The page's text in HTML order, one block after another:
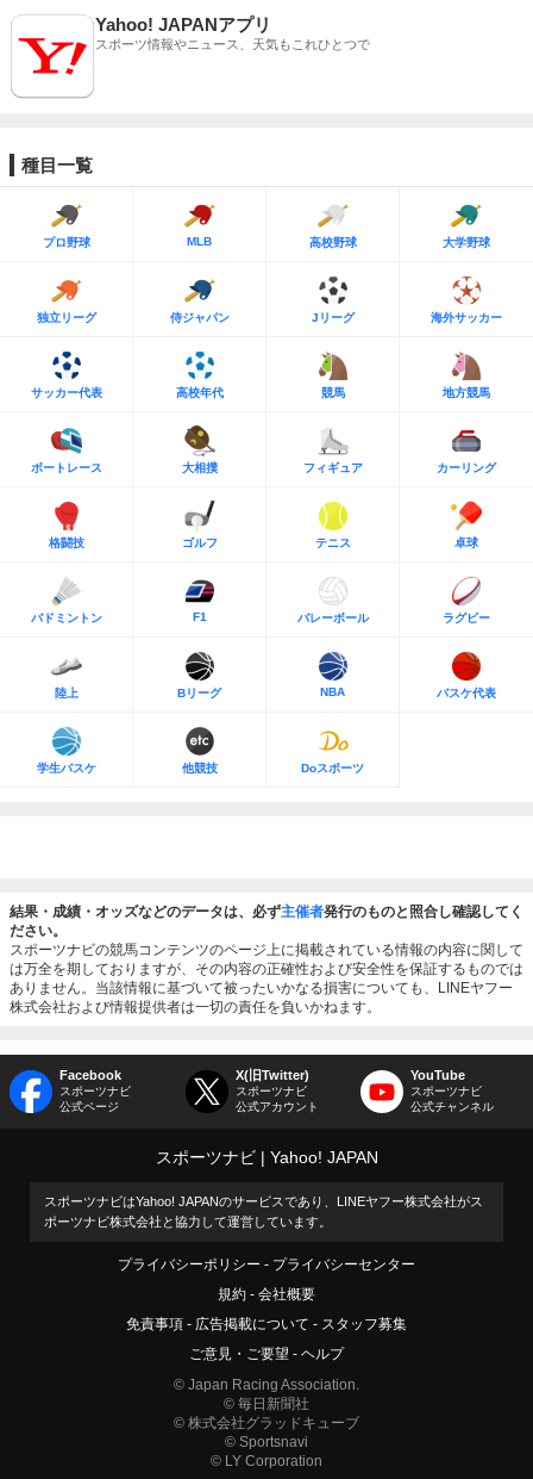
Yahoo! JAPANアプリ
スポーツ情報やニュース、天気もこれひとつで
種目一覧
プロ野球 MLB 高校野球 大学野球
独立リーグ 侍ジャパン Jリーグ 海外サッカー
サッカー代表 高校年代 競馬 地方競馬
ボートレース 大相撲 フィギュア カーリング
格闘技 ゴルフ テニス 卓球
バドミントン F1 バレーボール ラグビー
陸上 Bリーグ NBA バスケ代表
学生バスケ 他競技 Doスポーツ
結果・成績・オッズなどのデータは、必ず主催者発行のものと照合し確認してく
ださい。
スポーツナビの競馬コンテンツのページ上に掲載されている情報の内容に関して
は万全を期しておりますが、その内容の正確性および安全性を保証するものでは
ありません。当該情報に基づいて被ったいかなる損害についても、LINEヤフー
株式会社および情報提供者は一切の責任を負いかねます。
Facebook
スポーツナビ
公式ページ
X(旧Twitter)
スポーツナビ
公式アカウント
YouTube
スポーツナビ
公式チャンネル
スポーツナビ Yahoo! JAPAN
スポーツナビはYahoo! JAPANのサービスであり、LINEヤフー株式会社がス
ポーツナビ株式会社と協力して運営しています。
プライバシーポリシー
プライバシーセンター
規約
会社概要
免責事項
広告掲載について
スタッフ募集
ご意見・ご要望
ヘルプ
© Japan Racing Association.
© 毎日新聞社
© 株式会社グラッドキューブ
© Sportsnavi
© LY Corporation